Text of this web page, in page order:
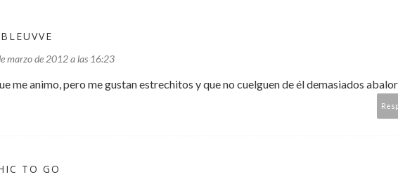
marzo de 2012 a las 16:23
me animo, pero me gustan estrechitos y que no cuelguen de él demasiados
TO GO